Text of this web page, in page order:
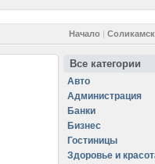
Начало | Соликамск
Все категории
Авто
Администрация
Банки
Бизнес
Гостиницы
Здоровье и